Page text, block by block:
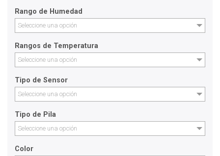
Rango de Humedad
Seleccione una opción
Rangos de Temperatura
Seleccione una opción
Tipo de Sensor
Seleccione una opción
Tipo de Pila
Seleccione una opción
Color